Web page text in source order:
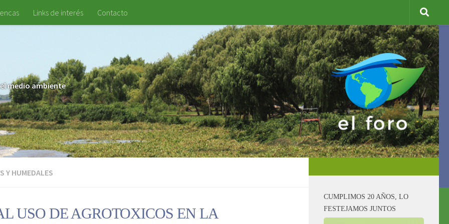
Links de interés Contacto
medio ambiente
Y HUMEDALES
USO DE AGROTOXICOS EN LA
CUMPLIMOS 20 AÑOS, LO
FESTEJAMOS JUNTOS